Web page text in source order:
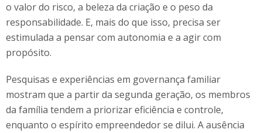
o valor do risco, a beleza da criação e o peso da
responsabilidade. E, mais do que isso, precisa ser
estimulada a pensar com autonomia e a agir com
propósito.
Pesquisas e experiências em governança familiar
mostram que a partir da segunda geração, os membros
da família tendem a priorizar eficiência e controle,
enquanto o espírito empreendedor se dilui. A ausência